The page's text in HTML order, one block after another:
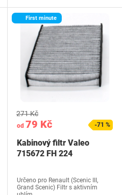
First minute
od 79 Kč
271 Kč
-71 %
Kabinový filtr Valeo
715672 FH 224
Určeno pro Renault (Scenic III,
Grand Scenic) Filtr s aktivním